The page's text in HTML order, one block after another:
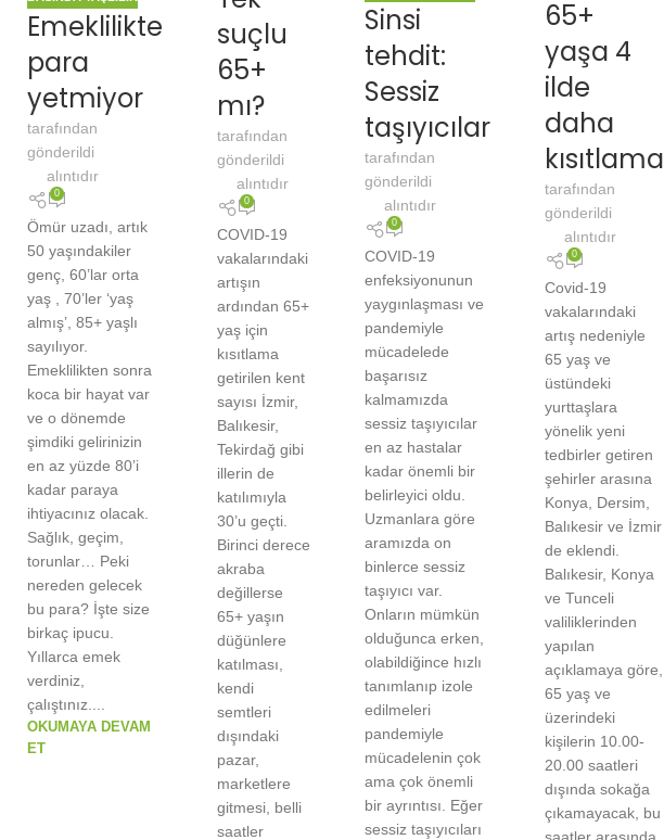
Emeklilikte
para
yetmiyor
tarafından
gönderildi
alıntıdır
0
Ömür uzadı, artık
50 yaşındakiler
genç, 60’lar orta
yaş , 70’ler ‘yaş
almış’, 85+ yaşlı
sayılıyor.
Emeklilikten sonra
koca bir hayat var
ve o dönemde
şimdiki gelirinizin
en az yüzde 80’i
kadar paraya
ihtiyacınız olacak.
Sağlık, geçim,
torunlar… Peki
nereden gelecek
bu para? İşte size
birkaç ipucu.
Yıllarca emek
verdiniz,
çalıştınız....
OKUMAYA DEVAM
ET
suçlu
65+
mı?
tarafından
gönderildi
alıntıdır
0
COVID-19
vakalarındaki
artışın
ardından 65+
yaş için
kısıtlama
getirilen kent
sayısı İzmir,
Balıkesir,
Tekirdağ gibi
illerin de
katılımıyla
30’u geçti.
Birinci derece
akraba
değillerse
65+ yaşın
düğünlere
katılması,
kendi
semtleri
dışındaki
pazar,
marketlere
gitmesi, belli
saatler
Sinsi
tehdit:
Sessiz
taşıyıcılar
tarafından
gönderildi
alıntıdır
0
COVID-19
enfeksiyonunun
yaygınlaşması ve
pandemiyle
mücadelede
başarısız
kalmamızda
sessiz taşıyıcılar
en az hastalar
kadar önemli bir
belirleyici oldu.
Uzmanlara göre
aramızda on
binlerce sessiz
taşıyıcı var.
Onların mümkün
olduğunca erken,
olabildiğince hızlı
tanımlanıp izole
edilmeleri
pandemiyle
mücadelenin çok
ama çok önemli
bir ayrıntısı. Eğer
sessiz taşıyıcıları
65+
yaşa 4
ilde
daha
kısıtlama
tarafından
gönderildi
alıntıdır
0
Covid-19
vakalarındaki
artış nedeniyle
65 yaş ve
üstündeki
yurttaşlara
yönelik yeni
tedbirler getiren
şehirler arasına
Konya, Dersim,
Balıkesir ve İzmir
de eklendi.
Balıkesir, Konya
ve Tunceli
valiliklerinden
yapılan
açıklamaya göre,
65 yaş ve
üzerindeki
kişilerin 10.00-
20.00 saatleri
dışında sokağa
çıkamayacak, bu
saatler arasında